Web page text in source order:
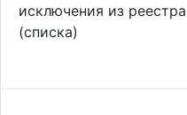
исключения из реестра
(списка)